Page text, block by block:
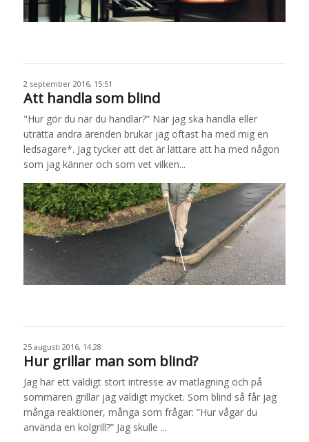
2 september 2016, 15:51
Att handla som blind
"Hur gör du när du handlar?” När jag ska handla eller
uträtta andra ärenden brukar jag oftast ha med mig en
ledsagare*. Jag tycker att det är lättare att ha med någon
som jag känner och som vet vilken...
25 augusti 2016, 14:28
Hur grillar man som blind?
Jag har ett väldigt stort intresse av matlagning och på
sommaren grillar jag väldigt mycket. Som blind så får jag
många reaktioner, många som frågar: ”Hur vågar du
använda en kolgrill?” Jag skulle ...